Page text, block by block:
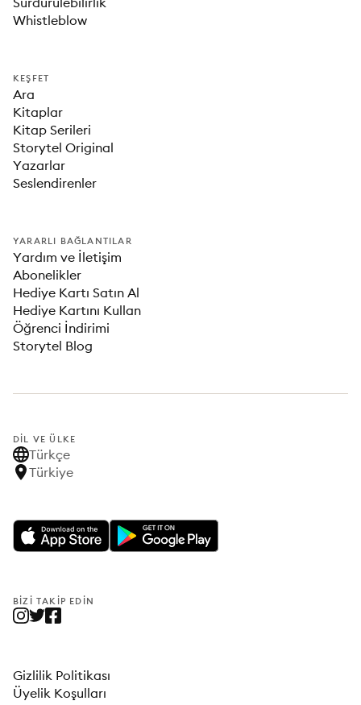
Whistleblow
KEŞFET
Ara
Kitaplar
Kitap Serileri
Storytel Original
Yazarlar
Seslendirenler
YARARLI BAĞLANTILAR
Yardım ve İletişim
Abonelikler
Hediye Kartı Satın Al
Hediye Kartını Kullan
Öğrenci İndirimi
Storytel Blog
DIL VE ÜLKE
Türkçe
Türkiye
BIZI TAKIP EDIN
Gizlilik Politikası
Üyelik Koşulları